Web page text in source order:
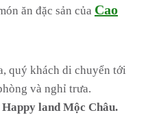
ăn đặc sản của Cao
quý khách di chuyển tới
và nghỉ trưa.
land Mộc Châu.